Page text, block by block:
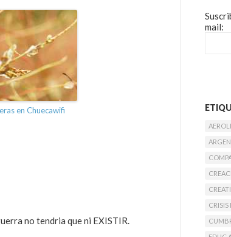
en Chuecawifi
no tendria que ni EXISTIR.
mail:
CRISIS